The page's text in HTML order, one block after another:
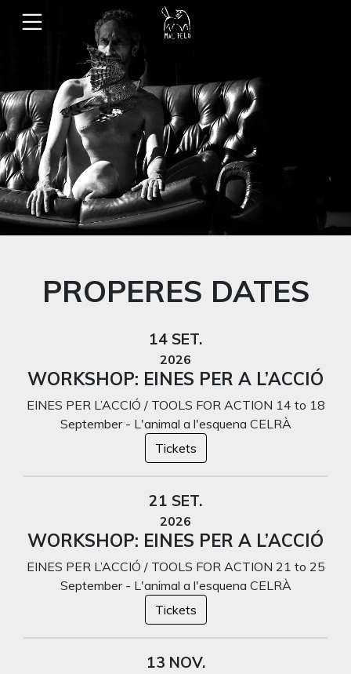
PROPERES DATES
14 SET.
2026
WORKSHOP: EINES PER A L’ACCIÓ
EINES PER L’ACCIÓ / TOOLS FOR ACTION 14 to 18
September - L'animal a l'esquena CELRÀ
Tickets
21 SET.
2026
WORKSHOP: EINES PER A L’ACCIÓ
EINES PER L’ACCIÓ / TOOLS FOR ACTION 21 to 25
September - L'animal a l'esquena CELRÀ
Tickets
13 NOV.